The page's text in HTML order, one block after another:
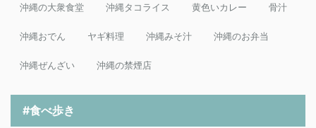
沖縄の大衆食堂 沖縄タコライス 黄色いカレー 骨汁
沖縄おでん ヤギ料理 沖縄みそ汁 沖縄のお弁当
沖縄ぜんざい 沖縄の禁煙店
#食べ歩き